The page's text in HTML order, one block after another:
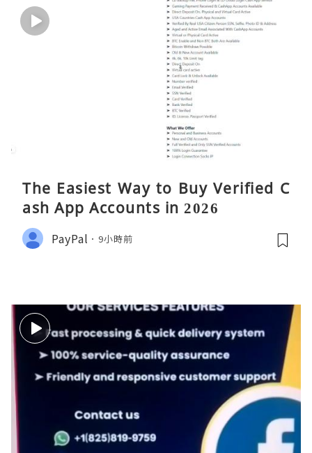
The Easiest Way to Buy Verified C
ash App Accounts in 2026
PayPal 9小時前